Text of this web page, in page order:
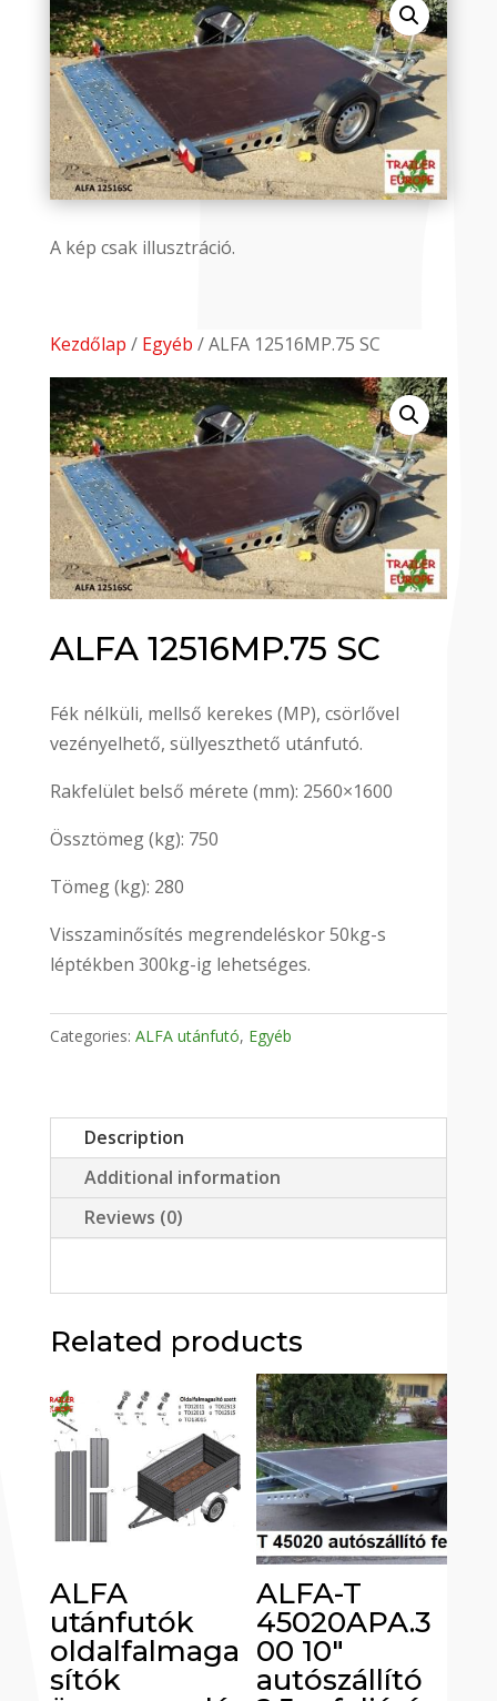
A kép csak illusztráció.
Kezdőlap / Egyéb / ALFA 12516MP.75 SC
ALFA 12516MP.75 SC
Fék nélküli, mellső kerekes (MP), csörlővel
vezényelhető, süllyeszthető utánfutó.
Rakfelület belső mérete (mm): 2560×1600
Össztömeg (kg): 750
Tömeg (kg): 280
Visszaminősítés megrendeléskor 50kg-s
léptékben 300kg-ig lehetséges.
Categories: ALFA utánfutó, Egyéb
Description
Additional information
Reviews (0)
Related products
ALFA
utánfutók
oldalfalmaga
sítók
ALFA-T
45020APA.3
00 10″
autószállító